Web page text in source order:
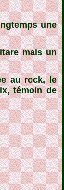
une
mais un
au rock, le
témoin de